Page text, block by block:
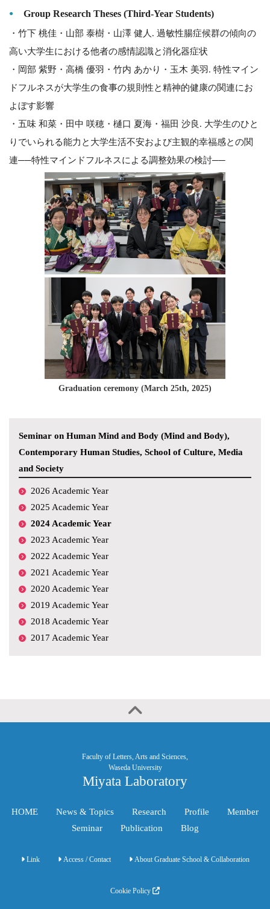
Group Research Theses (Third-Year Students)
・竹下 桃佳・山部 泰樹・山澤 健人. 過敏性腸症候群の傾向の
高い大学生における他者の感情認識と消化器症状
・岡部 紫野・高橋 優羽・竹内 あかり・玉木 美羽. 特性マイン
ドフルネスが大学生の食事の規則性と精神的健康の関連にお
よぼす影響
・五味 和菜・田中 咲穂・樋口 夏海・福田 沙良. 大学生のひと
りでいられる能力と大学生活不安および主観的幸福感との関
連──特性マインドフルネスによる調整効果の検討──
Graduation ceremony (March 25th, 2025)
Seminar on Human Mind and Body (Mind and Body),
Contemporary Human Studies, School of Culture, Media
and Society
2026 Academic Year
2025 Academic Year
2024 Academic Year
2023 Academic Year
2022 Academic Year
2021 Academic Year
2020 Academic Year
2019 Academic Year
2018 Academic Year
2017 Academic Year
Faculty of Letters, Arts and Sciences,
Waseda University
Miyata Laboratory
HOME News & Topics Research Profile
Member
Seminar
Publication Blog
Link Access / Contact About Graduate School & Collaboration
Cookie Policy